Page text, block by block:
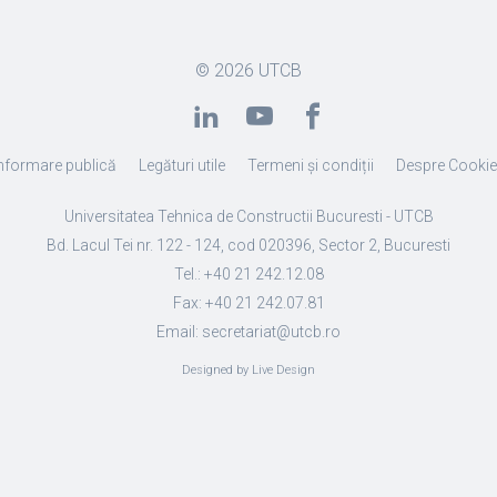
© 2026 UTCB
publică Legături utile Termeni și condiții Despre
Universitatea Tehnica de Constructii Bucuresti - UTCB
Bd. Lacul Tei nr. 122 - 124, cod 020396, Sector 2, Bucuresti
Tel.: +40 21 242.12.08
Fax: +40 21 242.07.81
Email: secretariat@utcb.ro
Designed by Live Design